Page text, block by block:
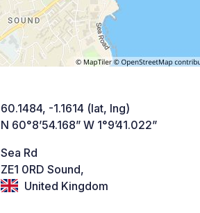
60.1484, -1.1614 (lat, lng)
N 60°8’54.168” W 1°9’41.022”
Sea Rd
ZE1 0RD Sound,
United Kingdom